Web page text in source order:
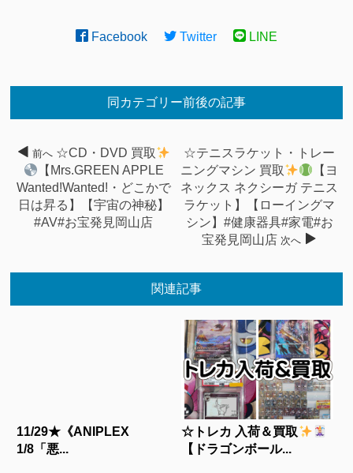
Facebook Twitter LINE
同カテゴリー前後の記事
前へ ☆CD・DVD 買取
【Mrs.GREEN APPLE
Wanted!Wanted!・どこかで
日は昇る】【宇宙の神秘】
#AV#お宝発見岡山店
☆テニスラケット・トレー
ニングマシン 買取
【ヨ
ネックス ネクシーガ テニス
ラケット】【ローイングマ
シン】#健康器具#家電#お
宝発見岡山店 次へ
関連記事
11/29★《ANIPLEX
1/8「悪...
☆トレカ 入荷＆買取
【ドラゴンボール...